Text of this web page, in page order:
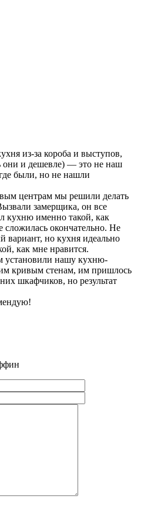
из-за короба и выступов,
они и дешевле) — это не наш
были, но не нашли
центрам мы решили делать
замерщика, он все
кухню именно такой, как
сложилась окончательно. Не
вариант, но кухня идеально
как мне нравится.
установили нашу кухню-
кривым стенам, им пришлось
шкафчиков, но результат